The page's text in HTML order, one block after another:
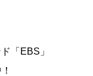
「EBS」